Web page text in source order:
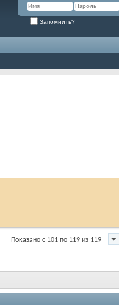
Запомнить?
Показано с 101 по 119 из 119